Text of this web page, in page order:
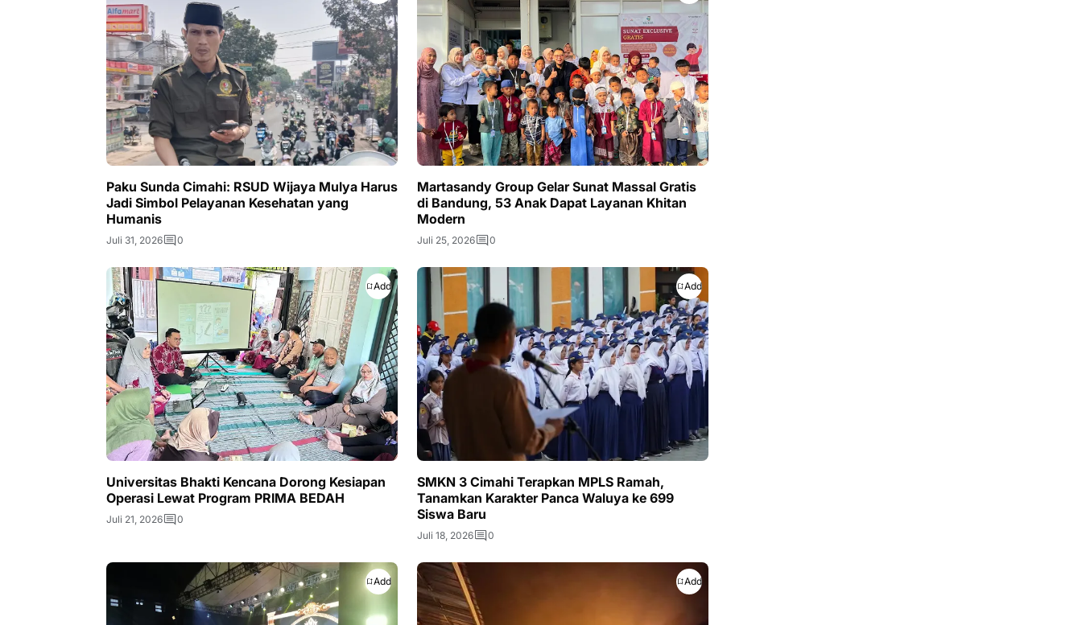
Paku Sunda Cimahi: RSUD Wijaya Mulya Harus
Jadi Simbol Pelayanan Kesehatan yang
Humanis
Juli 31, 2026 0
Martasandy Group Gelar Sunat Massal Gratis
di Bandung, 53 Anak Dapat Layanan Khitan
Modern
Juli 25, 2026 0
Add
Universitas Bhakti Kencana Dorong Kesiapan
Operasi Lewat Program PRIMA BEDAH
Juli 21, 2026 0
Add
SMKN 3 Cimahi Terapkan MPLS Ramah,
Tanamkan Karakter Panca Waluya ke 699
Siswa Baru
Juli 18, 2026 0
Add Add